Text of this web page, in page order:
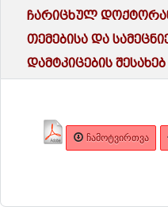
ჩარიცხულ
თემებისა და
დამტკიცების შესახებ
ᲩᲐᲛᲝᲢᲕᲘᲠᲗᲕᲐ